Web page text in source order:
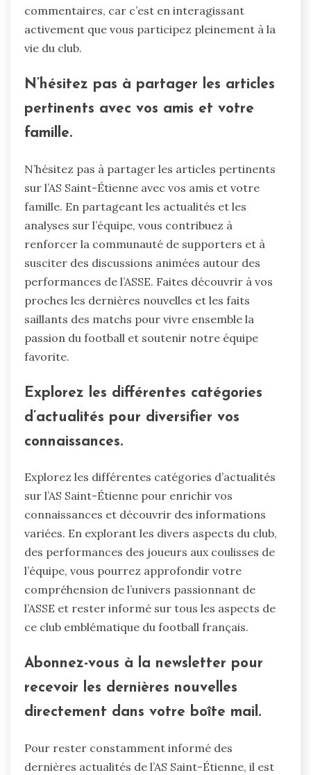
commentaires, car c’est en interagissant
activement que vous participez pleinement à la
vie du club.
N’hésitez pas à partager les articles
pertinents avec vos amis et votre
famille.
N’hésitez pas à partager les articles pertinents
sur l’AS Saint-Étienne avec vos amis et votre
famille. En partageant les actualités et les
analyses sur l’équipe, vous contribuez à
renforcer la communauté de supporters et à
susciter des discussions animées autour des
performances de l’ASSE. Faites découvrir à vos
proches les dernières nouvelles et les faits
saillants des matchs pour vivre ensemble la
passion du football et soutenir notre équipe
favorite.
Explorez les différentes catégories
d’actualités pour diversifier vos
connaissances.
Explorez les différentes catégories d’actualités
sur l’AS Saint-Étienne pour enrichir vos
connaissances et découvrir des informations
variées. En explorant les divers aspects du club,
des performances des joueurs aux coulisses de
l’équipe, vous pourrez approfondir votre
compréhension de l’univers passionnant de
l’ASSE et rester informé sur tous les aspects de
ce club emblématique du football français.
Abonnez-vous à la newsletter pour
recevoir les dernières nouvelles
directement dans votre boîte mail.
Pour rester constamment informé des
dernières actualités de l’AS Saint-Étienne, il est